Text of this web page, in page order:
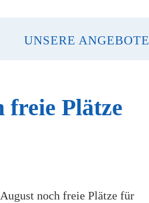
UNSERE ANGEBOTE
freie Plätze
noch freie Plätze für